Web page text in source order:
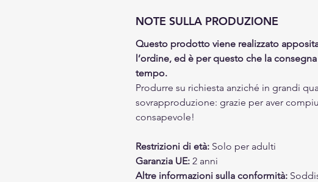
NOTE SULLA PRODUZIONE
Questo prodotto viene realizzato
l’ordine, ed è per questo che la
tempo.
Produrre su richiesta anziché in grandi
sovrapproduzione: grazie per aver
consapevole!
Restrizioni di età: Solo per adulti
Garanzia UE: 2 anni
Altre informazioni sulla conformità: